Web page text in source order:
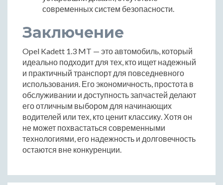
современных систем безопасности.
Заключение
Opel Kadett 1.3 MT — это автомобиль, который
идеально подходит для тех, кто ищет надежный
и практичный транспорт для повседневного
использования. Его экономичность, простота в
обслуживании и доступность запчастей делают
его отличным выбором для начинающих
водителей или тех, кто ценит классику. Хотя он
не может похвастаться современными
технологиями, его надежность и долговечность
остаются вне конкуренции.